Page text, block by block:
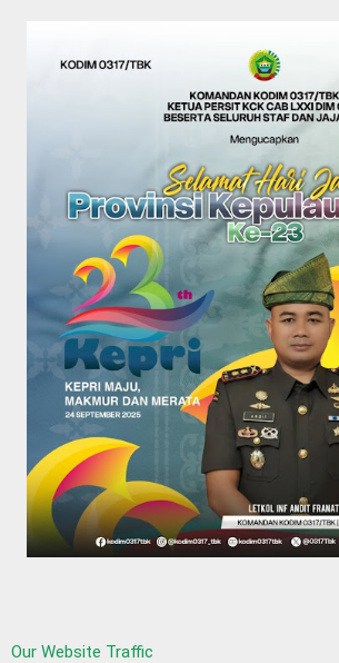
Our Website Traffic